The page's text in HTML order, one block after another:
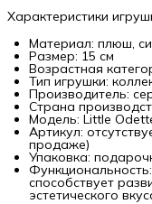
Характеристики
Материал: плюш,
Размер: 15 см
Возрастная
Тип игрушки:
Производитель:
Страна
Модель: Little
Артикул:
продаже)
Упаковка:
способствует
эстетического